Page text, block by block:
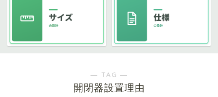
― TAG ―
開閉器設置理由